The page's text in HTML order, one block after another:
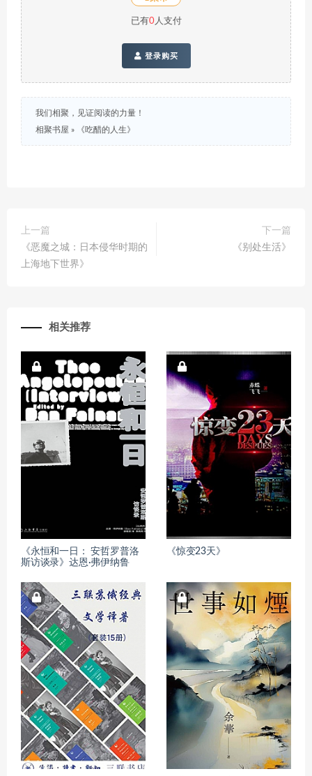
已有0人支付
登录购买
我们相聚，见证阅读的力量！
相聚书屋 » 《吃醋的人生》
上一篇
《恶魔之城：日本侵华时期的
上海地下世界》
下一篇
《别处生活》
相关推荐
《永恒和一日： 安哲罗普洛
斯访谈录》达恩·弗伊纳鲁
《惊变23天》